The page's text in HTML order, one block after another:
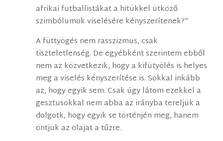
afrikai futballistákat a hitükkel ütköző
szimbólumok viselésére kényszerítenek?”
A füttyögés nem rasszizmus, csak
tiszteletlenség. De egyébként szerintem ebből
nem az közvetkezik, hogy a kifütyölés is helyes
meg a viselés kényszerítése is. Sokkal inkább
az, hogy egyik sem. Csak úgy látom ezekkel a
gesztusokkal nem abba az irányba tereljük a
dolgotk, hogy egyik se történjén meg, hanem
öntjuk az olajat a tűzre.